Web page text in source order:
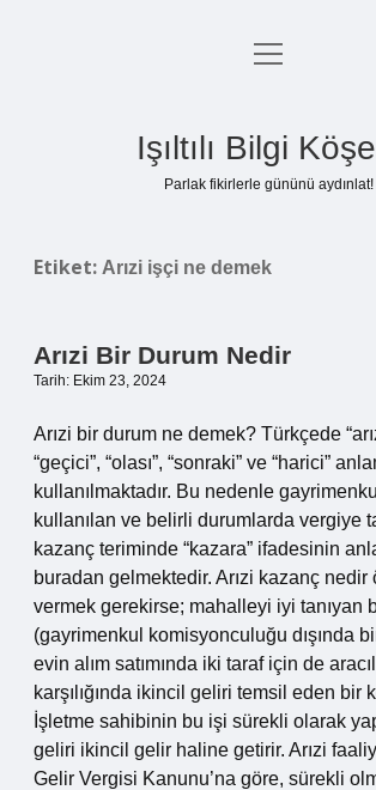
Anasayfa
Yasal Uyarı
menüyü
Işıltılı Bilgi
Parlak fikirlerle gününü aydınlat!
Etiket: Arızi işçi ne demek
Arızi Bir Durum Nedir
Tarih: Ekim 23, 2024
Arızi bir durum ne demek? Türkçede
“geçici”, “olası”, “sonraki” ve “harici”
kullanılmaktadır. Bu nedenle
kullanılan ve belirli durumlarda vergiye
kazanç teriminde “kazara” ifadesinin
buradan gelmektedir. Arızi kazanç nedir
vermek gerekirse; mahalleyi iyi tanıyan
(gayrimenkul komisyonculuğu dışında
evin alım satımında iki taraf için de
karşılığında ikincil geliri temsil eden bir
İşletme sahibinin bu işi sürekli olarak
geliri ikincil gelir haline getirir. Arızi
Gelir Vergisi Kanunu’na göre, sürekli